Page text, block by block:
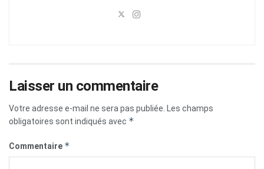
Laisser un commentaire
Votre adresse e-mail ne sera pas publiée. Les champs
obligatoires sont indiqués avec *
Commentaire *